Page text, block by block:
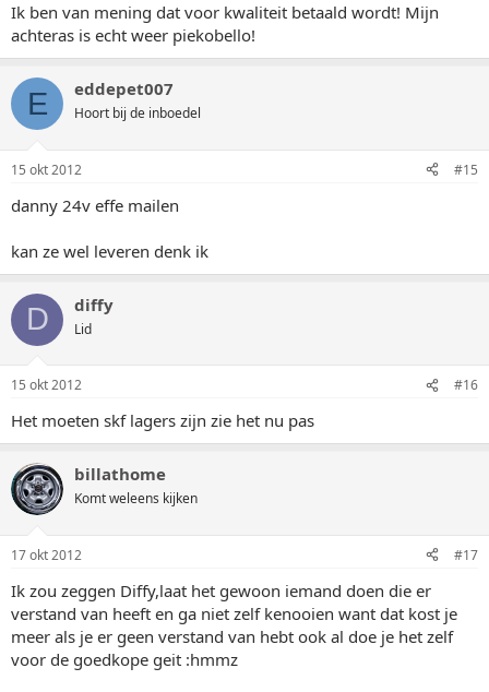
Ik ben van mening dat voor kwaliteit betaald wordt! Mijn
achteras is echt weer piekobello!
E eddepet007
Hoort bij de inboedel
15 okt 2012 #15
danny 24v effe mailen
kan ze wel leveren denk ik
D diffy
Lid
15 okt 2012 #16
Het moeten skf lagers zijn zie het nu pas
billathome
Komt weleens kijken
17 okt 2012 #17
Ik zou zeggen Diffy,laat het gewoon iemand doen die er
verstand van heeft en ga niet zelf kenooien want dat kost je
meer als je er geen verstand van hebt ook al doe je het zelf
voor de goedkope geit :hmmz